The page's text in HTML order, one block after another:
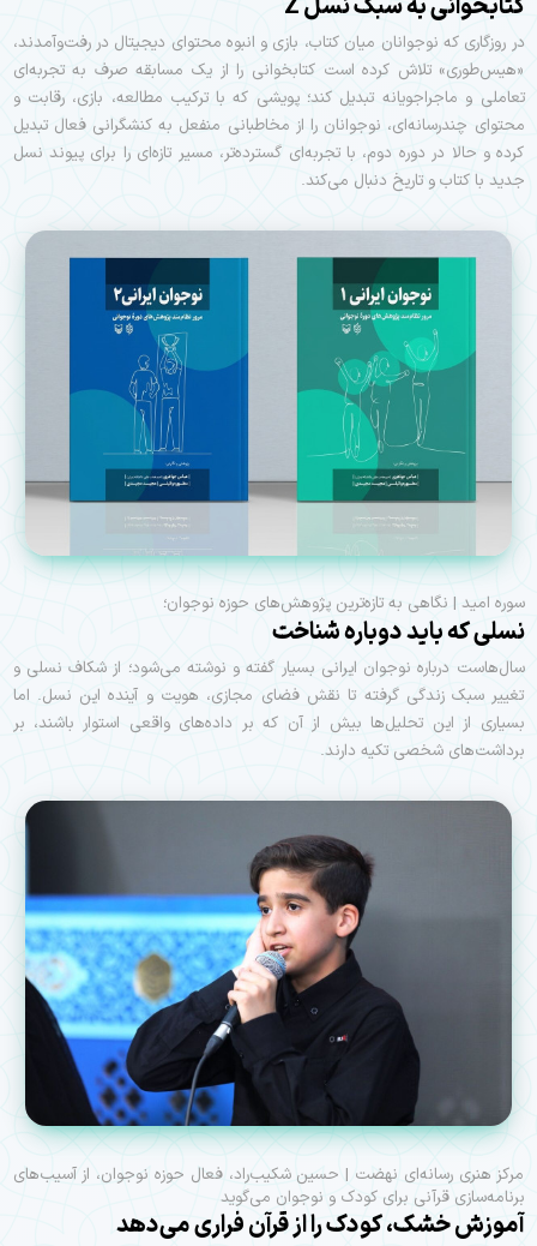
در روزگاری که نوجوانان میان کتاب، بازی و انبوه محتوای دیجیتال در رفت‌وآمدند،
«هیس‌طوری» تلاش کرده است کتابخوانی را از یک مسابقه صرف به تجربه‌ای
تعاملی و ماجراجویانه تبدیل کند؛ پویشی که با ترکیب مطالعه، بازی، رقابت و
محتوای چندرسانه‌ای، نوجوانان را از مخاطبانی منفعل به کنشگرانی فعال تبدیل
کرده و حالا در دوره دوم، با تجربه‌ای گسترده‌تر، مسیر تازه‌ای را برای پیوند نسل
جدید با کتاب و تاریخ دنبال می‌کند.
سوره امید | نگاهی به تازه‌ترین پژوهش‌های حوزه نوجوان؛
نسلی که باید دوباره شناخت
سال‌هاست درباره نوجوان ایرانی بسیار گفته و نوشته می‌شود؛ از شکاف نسلی و
تغییر سبک زندگی گرفته تا نقش فضای مجازی، هویت و آینده این نسل. اما
بسیاری از این تحلیل‌ها بیش از آن که بر داده‌های واقعی استوار باشند، بر
برداشت‌های شخصی تکیه دارند.
مرکز هنری رسانه‌ای نهضت | حسین شکیب‌راد، فعال حوزه نوجوان، از آسیب‌های
برنامه‌سازی قرآنی برای کودک و نوجوان می‌گوید
آموزش خشک، کودک را از قرآن فراری می‌دهد